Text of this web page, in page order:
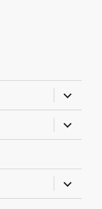
almenü
almenü
almenü